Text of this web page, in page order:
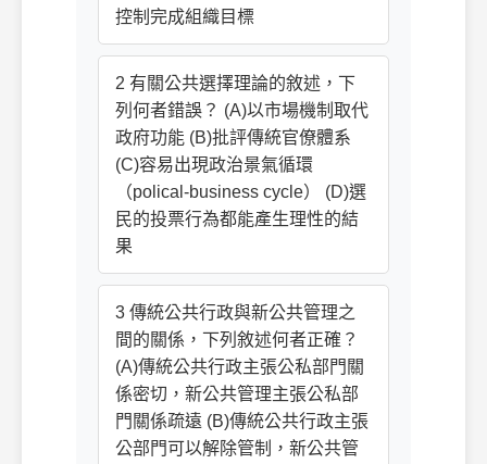
控制完成組織目標
2 有關公共選擇理論的敘述，下
列何者錯誤？ (A)以市場機制取代
政府功能 (B)批評傳統官僚體系
(C)容易出現政治景氣循環
（polical-business cycle） (D)選
民的投票行為都能產生理性的結
果
3 傳統公共行政與新公共管理之
間的關係，下列敘述何者正確？
(A)傳統公共行政主張公私部門關
係密切，新公共管理主張公私部
門關係疏遠 (B)傳統公共行政主張
公部門可以解除管制，新公共管